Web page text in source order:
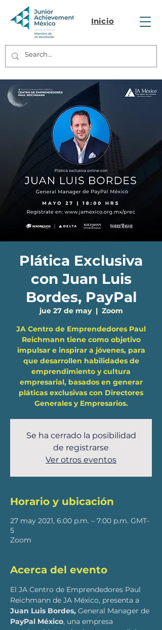
Inicio
Plática Exclusiva
con Juan Luis
Bordes, PayPal
jue 27 de may
  |
Zoom
JA Centro de Emprendedores Paul
Reichmann tiene como objetivo
impulsar e inspirar a jóvenes, para
que desarrollen habilidades de
emprendimiento y cultura
empresarial, basados en generar
pláticas exclusivas con Directores
Generales y Empresarios.
Se ha cerrado la posibilidad
de registrarse
Ver otros eventos
Horario y ubicación
27 may 2021, 6:00 p.m. – 7:00 p.m. GMT-
5
Zoom
Acerca del evento
El JA Centro de Emprendedores Paul
Reichmann de JA México, presenta a
Juan Luis Bordes, General Manager de
PayPal México, una empresa